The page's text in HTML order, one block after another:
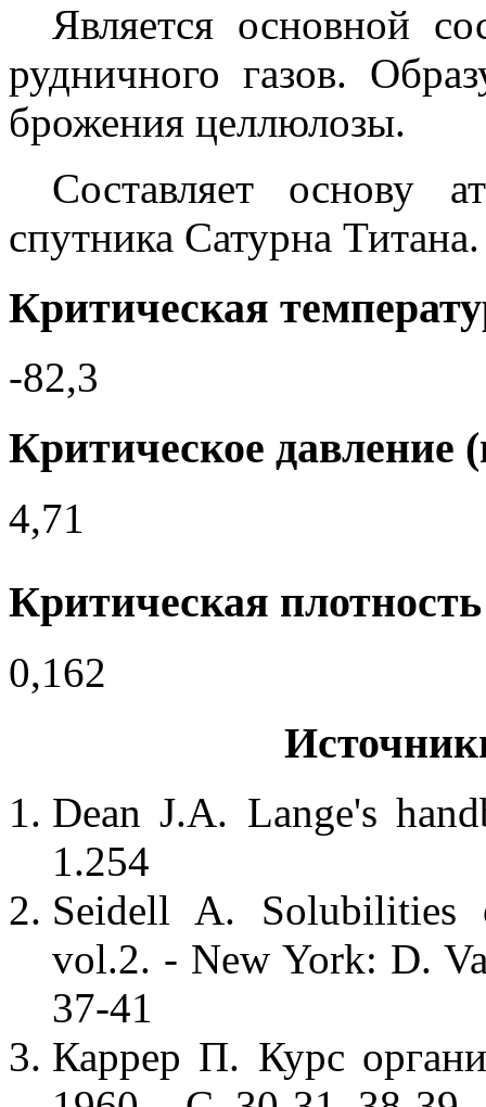
Является основной
рудничного газов.
брожения целлюлозы.
Составляет основу
спутника Сатурна Титана.
Критическая
-82,3
Критическое
4,71
Критическая
0,162
Dean J.A. Lange's
1.254
Seidell A. Solubilities
vol.2. - New York: D.
37-41
Каррер П. Курс